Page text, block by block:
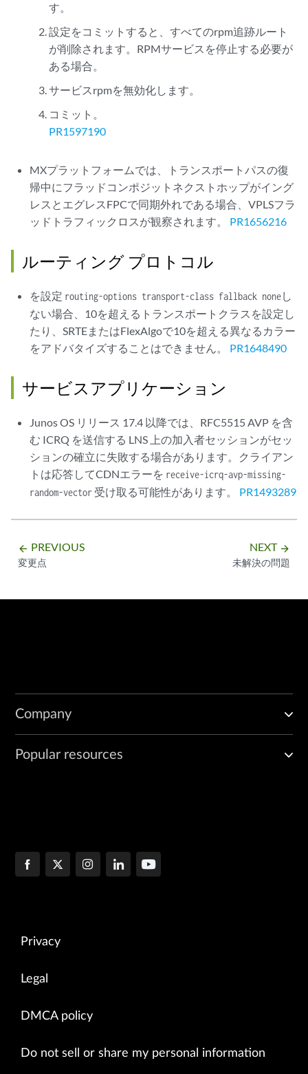
す。
設定をコミットすると、すべてのrpm追跡ルート
が削除されます。RPMサービスを停止する必要が
ある場合。
サービスrpmを無効化します。
コミット。
PR1597190
MXプラットフォームでは、トランスポートパスの復
帰中にフラッドコンポジットネクストホップがイング
レスとエグレスFPCで同期外れである場合、VPLSフラ
ッドトラフィックロスが観察されます。 PR1656216
ルーティング プロトコル
を設定 routing-options transport-class fallback noneし
ない場合、10を超えるトランスポートクラスを設定し
たり、SRTEまたはFlexAlgoで10を超える異なるカラー
をアドバタイズすることはできません。 PR1648490
サービスアプリケーション
Junos OS リリース 17.4 以降では、RFC5515 AVP を含
む ICRQ を送信する LNS 上の加入者セッションがセッ
ションの確立に失敗する場合があります。クライアン
トは応答してCDNエラーを receive-icrq-avp-missing-
random-vector 受け取る可能性があります。 PR1493289
arrow_backward PREVIOUS
変更点
NEXT arrow_forward
未解決の問題
Company
Popular resources
Privacy
Legal
DMCA policy
Do not sell or share my personal information